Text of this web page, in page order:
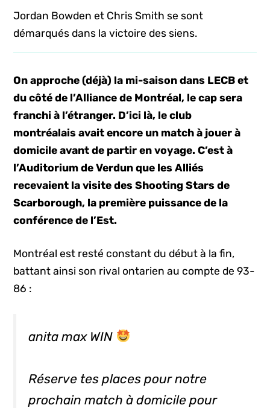
Jordan Bowden et Chris Smith se sont
démarqués dans la victoire des siens.
On approche (déjà) la mi-saison dans LECB et
du côté de l’Alliance de Montréal, le cap sera
franchi à l’étranger. D’ici là, le club
montréalais avait encore un match à jouer à
domicile avant de partir en voyage. C’est à
l’Auditorium de Verdun que les Alliés
recevaient la visite des Shooting Stars de
Scarborough, la première puissance de la
conférence de l’Est.
Montréal est resté constant du début à la fin,
battant ainsi son rival ontarien au compte de 93-
86 :
anita max WIN
Réserve tes places pour notre
prochain match à domicile pour